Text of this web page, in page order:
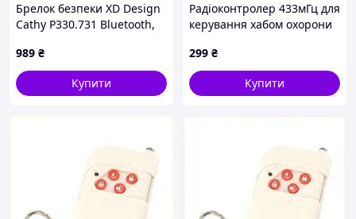
Брелок безпеки XD Design
Cathy P330.731 Bluetooth,
сигнал, для Android та iOS,
чорний
989 ₴
Купити
Радіоконтролер 433мГц для
керування хабом охорони
299 ₴
Купити